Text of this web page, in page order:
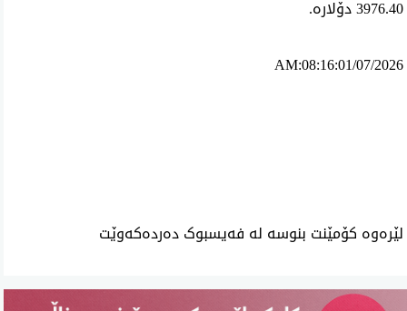
3976.40 دۆلاره‌.
AM:08:16:01/07/2026
لێرەوە کۆمێنت بنوسە لە فەیسبوک دەردەکەوێت